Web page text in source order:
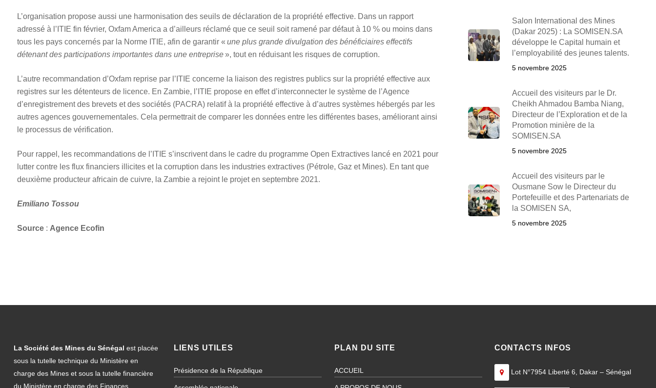
L’organisation propose aussi une harmonisation des seuils de déclaration de la propriété effective. Dans un rapport
adressé à l’ITIE fin février, Oxfam America a d’ailleurs réclamé que ce seuil soit ramené par défaut à 10 % ou moins dans
tous les pays concernés par la Norme ITIE, afin de garantir « une plus grande divulgation des bénéficiaires effectifs
détenant des participations importantes dans une entreprise», tout en réduisant les risques de corruption.
L’autre recommandation d’Oxfam reprise par l’ITIE concerne la liaison des registres publics sur la propriété effective aux
registres sur les détenteurs de licence. En Zambie, l’ITIE propose en effet d’interconnecter le système de l’Agence
d’enregistrement des brevets et des sociétés (PACRA) relatif à la propriété effective à d’autres systèmes hébergés par les
autres agences gouvernementales. Cela permettrait de comparer les données entre les différentes bases, améliorant ainsi
le processus de vérification.
Pour rappel, les recommandations de l’ITIE s’inscrivent dans le cadre du programme Open Extractives lancé en 2021 pour
lutter contre les flux financiers illicites et la corruption dans les industries extractives (Pétrole, Gaz et Mines). En tant que
deuxième producteur africain de cuivre, la Zambie a rejoint le projet en septembre 2021.
Emiliano Tossou
Source : Agence Ecofin
Salon International des Mines
(Dakar 2025) : La SOMISEN.SA
développe le Capital humain et
l’employabilité des jeunes talents.
5 novembre 2025
Accueil des visiteurs par le Dr.
Cheikh Ahmadou Bamba Niang,
Directeur de l’Exploration et de la
Promotion minière de la
SOMISEN.SA
5 novembre 2025
Accueil des visiteurs par le
Ousmane Sow le Directeur du
Portefeuille et des Partenariats de
la SOMISEN SA,
5 novembre 2025
La Société des Mines du Sénégal est placée
sous la tutelle technique du Ministère en
charge des Mines et sous la tutelle financière
du Ministère en charge des Finances.
LIENS UTILES
Présidence de la République
PLAN DU SITE
ACCUEIL
CONTACTS INFOS
Lot N°7954 Liberté 6, Dakar – Sénégal